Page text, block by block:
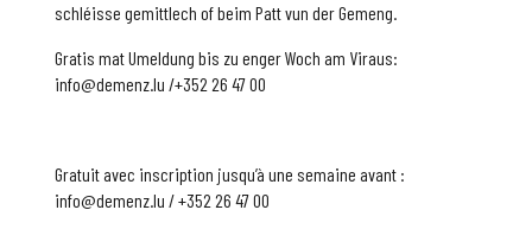
schléisse gemittlech of beim Patt vun der Gemeng.
Gratis mat Umeldung bis zu enger Woch am Viraus:
info@demenz.lu /+352 26 47 00
Gratuit avec inscription jusqu’à une semaine avant :
info@demenz.lu / +352 26 47 00